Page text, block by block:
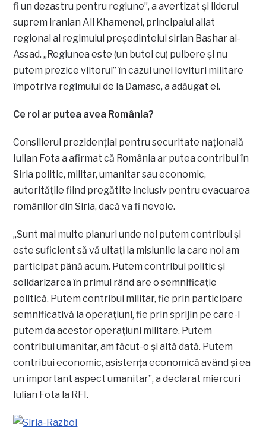
fi un dezastru pentru regiune”, a avertizat şi liderul
suprem iranian Ali Khamenei, principalul aliat
regional al regimului preşedintelui sirian Bashar al-
Assad. „Regiunea este (un butoi cu) pulbere şi nu
putem prezice viitorul” în cazul unei lovituri militare
împotriva regimului de la Damasc, a adăugat el.
Ce rol ar putea avea România?
Consilierul prezidenţial pentru securitate naţională
Iulian Fota a afirmat că România ar putea contribui în
Siria politic, militar, umanitar sau economic,
autorităţile fiind pregătite inclusiv pentru evacuarea
românilor din Siria, dacă va fi nevoie.
„Sunt mai multe planuri unde noi putem contribui şi
este suficient să vă uitaţi la misiunile la care noi am
participat până acum. Putem contribui politic şi
solidarizarea în primul rând are o semnificaţie
politică. Putem contribui militar, fie prin participare
semnificativă la operaţiuni, fie prin sprijin pe care-l
putem da acestor operaţiuni militare. Putem
contribui umanitar, am făcut-o şi altă dată. Putem
contribui economic, asistenţa economică având şi ea
un important aspect umanitar”, a declarat miercuri
Iulian Fota la RFI.